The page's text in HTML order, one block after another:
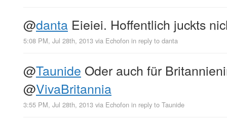
@danta Eieiei. Hoffentlich juckts
5:08 PM, Jul 28th, 2013 via Echofon in reply to danta
@Taunide Oder auch für
@VivaBritannia
3:55 PM, Jul 28th, 2013 via Echofon in reply to Taunide